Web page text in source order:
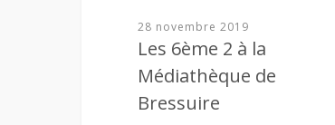
28 novembre 2019
Les 6ème 2 à la
Médiathèque de
Bressuire